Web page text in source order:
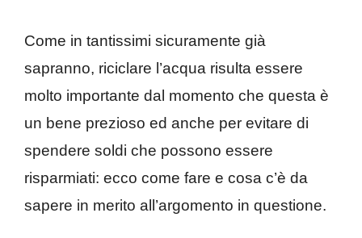
Come in tantissimi sicuramente già
sapranno, riciclare l’acqua risulta essere
molto importante dal momento che questa è
un bene prezioso ed anche per evitare di
spendere soldi che possono essere
risparmiati: ecco come fare e cosa c’è da
sapere in merito all’argomento in questione.